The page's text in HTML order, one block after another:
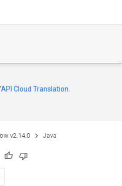
API Cloud Translation
v2.14.0 Java